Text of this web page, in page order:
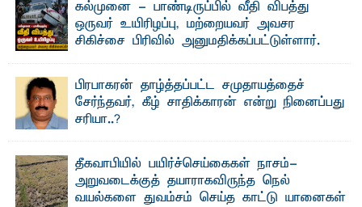
கல்முனை - பாண்டிருப்பில் வீதி விபத்து
ஒருவர் உயிரிழப்பு, மற்றையவர் அவசர
சிகிச்சை பிரிவில் அனுமதிக்கப்பட்டுள்ளார்.
பாண்டிருப்பு ...பிரபாகரன் தாழ்த்தப்பட்ட சமுதாயத்தைச்
சேர்ந்தவர், கீழ் சாதிக்காரன் என்று நினைப்பது
சரியா..?
தீகவாபியில் பயிர்ச்செய்கைகள் நாசம்-
அறுவடைக்குத் தயாராகவிருந்த நெல்
வயல்களை துவம்சம் செய்த காட்டு யானைகள்